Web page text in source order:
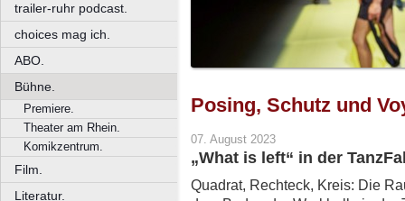
trailer-ruhr podcast.
choices mag ich.
ABO.
Bühne.
Premiere.
Theater am Rhein.
Komikzentrum.
Film.
Literatur.
Posing, Schutz und
07. August 2023
„What is left“ in der
Quadrat, Rechteck, Kreis: Die